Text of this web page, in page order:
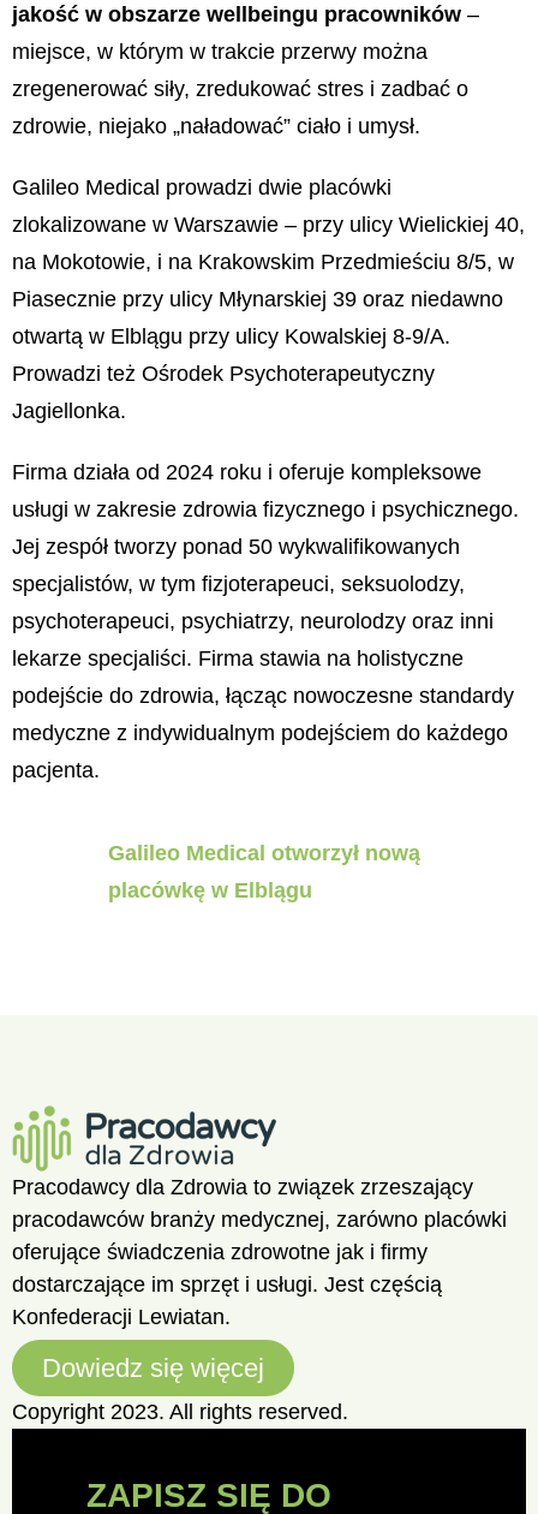
jakość w obszarze wellbeingu pracowników –
miejsce, w którym w trakcie przerwy można
zregenerować siły, zredukować stres i zadbać o
zdrowie, niejako „naładować” ciało i umysł.
Galileo Medical prowadzi dwie placówki
zlokalizowane w Warszawie – przy ulicy Wielickiej 40,
na Mokotowie, i na Krakowskim Przedmieściu 8/5, w
Piasecznie przy ulicy Młynarskiej 39 oraz niedawno
otwartą w Elblągu przy ulicy Kowalskiej 8-9/A.
Prowadzi też Ośrodek Psychoterapeutyczny
Jagiellonka.
Firma działa od 2024 roku i oferuje kompleksowe
usługi w zakresie zdrowia fizycznego i psychicznego.
Jej zespół tworzy ponad 50 wykwalifikowanych
specjalistów, w tym fizjoterapeuci, seksuolodzy,
psychoterapeuci, psychiatrzy, neurolodzy oraz inni
lekarze specjaliści. Firma stawia na holistyczne
podejście do zdrowia, łącząc nowoczesne standardy
medyczne z indywidualnym podejściem do każdego
pacjenta.
Galileo Medical otworzył nową
placówkę w Elblągu
Pracodawcy dla Zdrowia to związek zrzeszający
pracodawców branży medycznej, zarówno placówki
oferujące świadczenia zdrowotne jak i firmy
dostarczające im sprzęt i usługi. Jest częścią
Konfederacji Lewiatan.
Dowiedz się więcej
Copyright 2023. All rights reserved.
ZAPISZ SIĘ DO